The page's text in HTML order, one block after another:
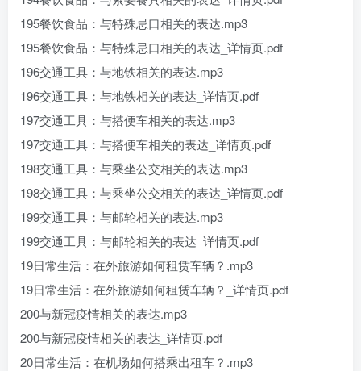
195餐饮食品：与特殊忌口相关的表达.mp3
195餐饮食品：与特殊忌口相关的表达_详情页.pdf
196交通工具：与地铁相关的表达.mp3
196交通工具：与地铁相关的表达_详情页.pdf
197交通工具：与搭便车相关的表达.mp3
197交通工具：与搭便车相关的表达_详情页.pdf
198交通工具：与乘坐公交相关的表达.mp3
198交通工具：与乘坐公交相关的表达_详情页.pdf
199交通工具：与邮轮相关的表达.mp3
199交通工具：与邮轮相关的表达_详情页.pdf
19日常生活：在外旅游如何租赁车辆？.mp3
19日常生活：在外旅游如何租赁车辆？_详情页.pdf
200与新冠疫情相关的表达.mp3
200与新冠疫情相关的表达_详情页.pdf
20日常生活：在机场如何搭乘出租车？.mp3